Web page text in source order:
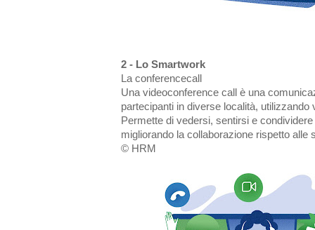
2 - Lo Smartwork
La conferencecall
Una videoconference call è una
partecipanti in diverse località, utilizzando
Permette di vedersi, sentirsi e
migliorando la collaborazione rispetto alle
© HRM